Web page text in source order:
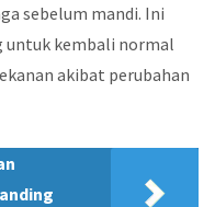
sebelum mandi. Ini
untuk kembali normal
akibat perubahan